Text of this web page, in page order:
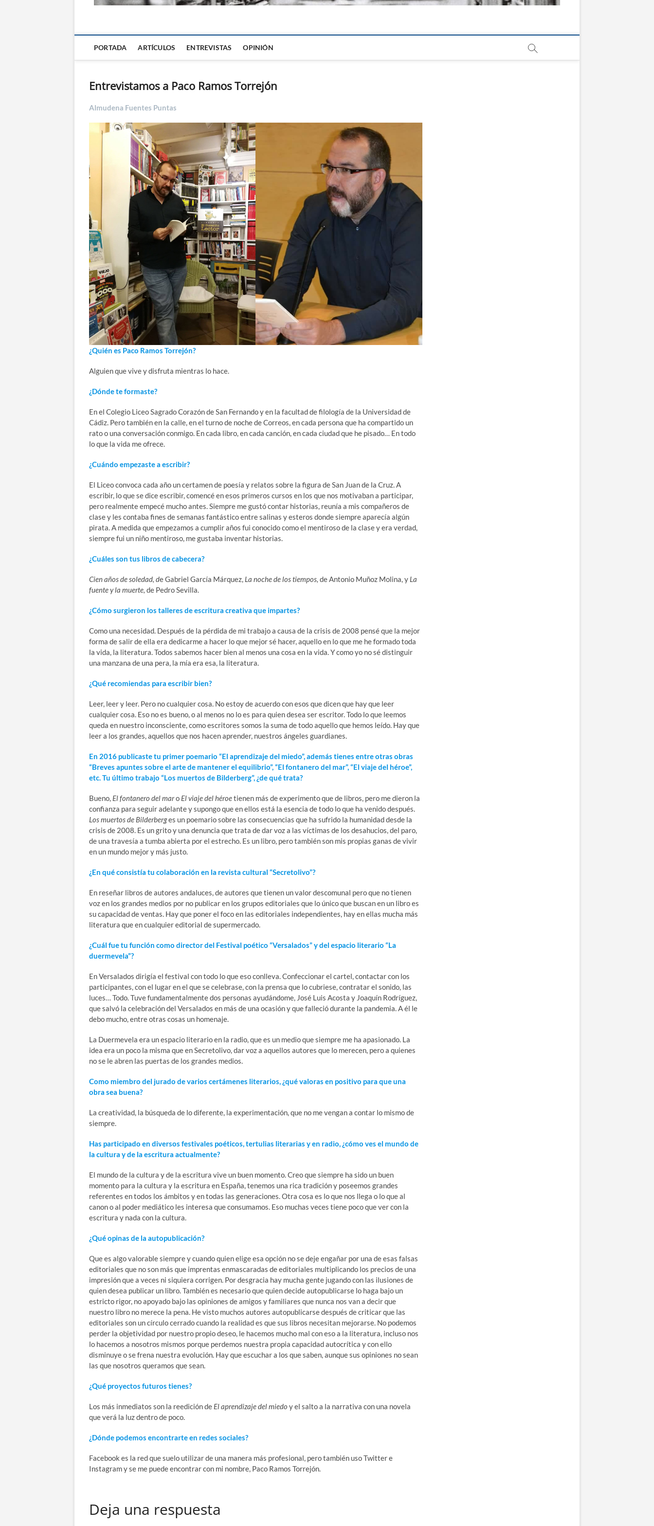
PORTADA ARTÍCULOS ENTREVISTAS OPINIÓN
Entrevistamos a Paco Ramos Torrejón
Almudena Fuentes Puntas
¿Quién es Paco Ramos Torrejón?
Alguien que vive y disfruta mientras lo hace.
¿Dónde te formaste?
En el Colegio Liceo Sagrado Corazón de San Fernando y en la facultad de filología de la Universidad de
Cádiz. Pero también en la calle, en el turno de noche de Correos, en cada persona que ha compartido un
rato o una conversación conmigo. En cada libro, en cada canción, en cada ciudad que he pisado… En todo
lo que la vida me ofrece.
¿Cuándo empezaste a escribir?
El Liceo convoca cada año un certamen de poesía y relatos sobre la figura de San Juan de la Cruz. A
escribir, lo que se dice escribir, comencé en esos primeros cursos en los que nos motivaban a participar,
pero realmente empecé mucho antes. Siempre me gustó contar historias, reunía a mis compañeros de
clase y les contaba fines de semanas fantástico entre salinas y esteros donde siempre aparecía algún
pirata. A medida que empezamos a cumplir años fui conocido como el mentiroso de la clase y era verdad,
siempre fui un niño mentiroso, me gustaba inventar historias.
¿Cuáles son tus libros de cabecera?
Cien años de soledad, de Gabriel García Márquez, La noche de los tiempos, de Antonio Muñoz Molina, y La
fuente y la muerte, de Pedro Sevilla.
¿Cómo surgieron los talleres de escritura creativa que impartes?
Como una necesidad. Después de la pérdida de mi trabajo a causa de la crisis de 2008 pensé que la mejor
forma de salir de ella era dedicarme a hacer lo que mejor sé hacer, aquello en lo que me he formado toda
la vida, la literatura. Todos sabemos hacer bien al menos una cosa en la vida. Y como yo no sé distinguir
una manzana de una pera, la mía era esa, la literatura.
¿Qué recomiendas para escribir bien?
Leer, leer y leer. Pero no cualquier cosa. No estoy de acuerdo con esos que dicen que hay que leer
cualquier cosa. Eso no es bueno, o al menos no lo es para quien desea ser escritor. Todo lo que leemos
queda en nuestro inconsciente, como escritores somos la suma de todo aquello que hemos leído. Hay que
leer a los grandes, aquellos que nos hacen aprender, nuestros ángeles guardianes.
En 2016 publicaste tu primer poemario “El aprendizaje del miedo”, además tienes entre otras obras
“Breves apuntes sobre el arte de mantener el equilibrio”, “El fontanero del mar”, “El viaje del héroe”,
etc. Tu último trabajo “Los muertos de Bilderberg”, ¿de qué trata?
Bueno, El fontanero del maro El viaje del héroetienen más de experimento que de libros, pero me dieron la
confianza para seguir adelante y supongo que en ellos está la esencia de todo lo que ha venido después.
Los muertos de Bilderberges un poemario sobre las consecuencias que ha sufrido la humanidad desde la
crisis de 2008. Es un grito y una denuncia que trata de dar voz a las víctimas de los desahucios, del paro,
de una travesía a tumba abierta por el estrecho. Es un libro, pero también son mis propias ganas de vivir
en un mundo mejor y más justo.
¿En qué consistía tu colaboración en la revista cultural “Secretolivo”?
En reseñar libros de autores andaluces, de autores que tienen un valor descomunal pero que no tienen
voz en los grandes medios por no publicar en los grupos editoriales que lo único que buscan en un libro es
su capacidad de ventas. Hay que poner el foco en las editoriales independientes, hay en ellas mucha más
literatura que en cualquier editorial de supermercado.
¿Cuál fue tu función como director del Festival poético “Versalados” y del espacio literario “La
duermevela”?
En Versalados dirigía el festival con todo lo que eso conlleva. Confeccionar el cartel, contactar con los
participantes, con el lugar en el que se celebrase, con la prensa que lo cubriese, contratar el sonido, las
luces… Todo. Tuve fundamentalmente dos personas ayudándome, José Luis Acosta y Joaquín Rodríguez,
que salvó la celebración del Versalados en más de una ocasión y que falleció durante la pandemia. A él le
debo mucho, entre otras cosas un homenaje.
La Duermevela era un espacio literario en la radio, que es un medio que siempre me ha apasionado. La
idea era un poco la misma que en Secretolivo, dar voz a aquellos autores que lo merecen, pero a quienes
no se le abren las puertas de los grandes medios.
Como miembro del jurado de varios certámenes literarios, ¿qué valoras en positivo para que una
obra sea buena?
La creatividad, la búsqueda de lo diferente, la experimentación, que no me vengan a contar lo mismo de
siempre.
Has participado en diversos festivales poéticos, tertulias literarias y en radio, ¿cómo ves el mundo de
la cultura y de la escritura actualmente?
El mundo de la cultura y de la escritura vive un buen momento. Creo que siempre ha sido un buen
momento para la cultura y la escritura en España, tenemos una rica tradición y poseemos grandes
referentes en todos los ámbitos y en todas las generaciones. Otra cosa es lo que nos llega o lo que al
canon o al poder mediático les interesa que consumamos. Eso muchas veces tiene poco que ver con la
escritura y nada con la cultura.
¿Qué opinas de la autopublicación?
Que es algo valorable siempre y cuando quien elige esa opción no se deje engañar por una de esas falsas
editoriales que no son más que imprentas enmascaradas de editoriales multiplicando los precios de una
impresión que a veces ni siquiera corrigen. Por desgracia hay mucha gente jugando con las ilusiones de
quien desea publicar un libro. También es necesario que quien decide autopublicarse lo haga bajo un
estricto rigor, no apoyado bajo las opiniones de amigos y familiares que nunca nos van a decir que
nuestro libro no merece la pena. He visto muchos autores autopublicarse después de criticar que las
editoriales son un círculo cerrado cuando la realidad es que sus libros necesitan mejorarse. No podemos
perder la objetividad por nuestro propio deseo, le hacemos mucho mal con eso a la literatura, incluso nos
lo hacemos a nosotros mismos porque perdemos nuestra propia capacidad autocrítica y con ello
disminuye o se frena nuestra evolución. Hay que escuchar a los que saben, aunque sus opiniones no sean
las que nosotros queramos que sean.
¿Qué proyectos futuros tienes?
Los más inmediatos son la reedición de El aprendizaje del miedo y el salto a la narrativa con una novela
que verá la luz dentro de poco.
¿Dónde podemos encontrarte en redes sociales?
Facebook es la red que suelo utilizar de una manera más profesional, pero también uso Twitter e
Instagram y se me puede encontrar con mi nombre, Paco Ramos Torrejón.
Deja una respuesta